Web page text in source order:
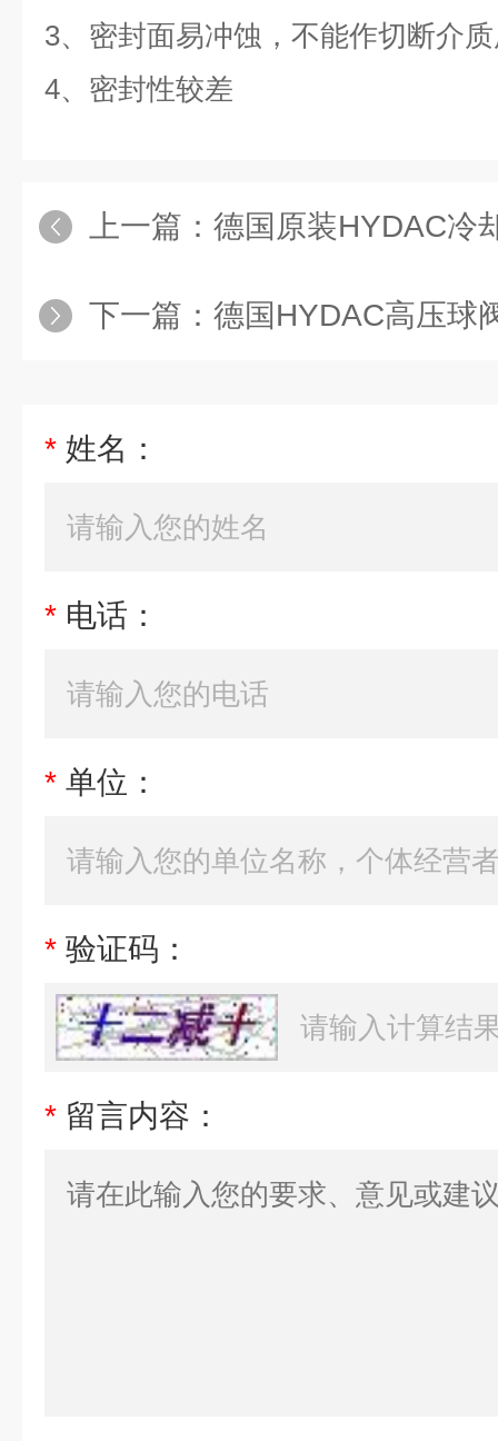
3、密封面易冲蚀，不能作切断介
4、密封性较差
上一篇： 德国原装HYDAC冷却器
下一篇： 德国HYDAC高压球阀
* 姓名：
* 电话：
* 单位：
* 验证码：
* 留言内容：